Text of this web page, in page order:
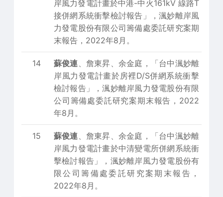
岸風力發電計畫於中港-中火161kV 線路T
接併網系統衝擊檢討報告」，渢妙離岸風
力發電股份有限公司籌備處委託研究案期
末報告，2022年8月。
14 蘇俊連、詹東昇、余金庭，「台中渢妙離
岸風力發電計畫於房裡D/S併網系統衝擊
檢討報告」，渢妙離岸風力發電股份有限
公司籌備處委託研究案期末報告，2022
年8月。
15 蘇俊連、詹東昇、余金庭，「台中渢妙離
岸風力發電計畫於中清變電所併網系統衝
擊檢討報告」，渢妙離岸風力發電股份有
限公司籌備處委託研究案期末報告，
2022年8月。